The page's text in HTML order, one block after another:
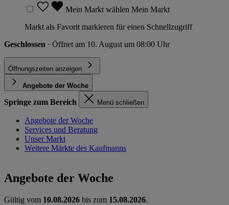
Mein Markt wählen Mein Markt
Markt als Favorit markieren für einen Schnellzugriff
Geschlossen · Öffnet am 10. August um 08:00 Uhr
Öffnungszeiten anzeigen
Angebote der Woche
Springe zum Bereich Menü schließen
Angebote der Woche
Services und Beratung
Unser Markt
Weitere Märkte des Kaufmanns
Angebote der Woche
Gültig vom 10.08.2026 bis zum 15.08.2026.